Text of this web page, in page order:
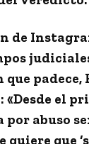
de
padece,
«Desde el
abuso
que